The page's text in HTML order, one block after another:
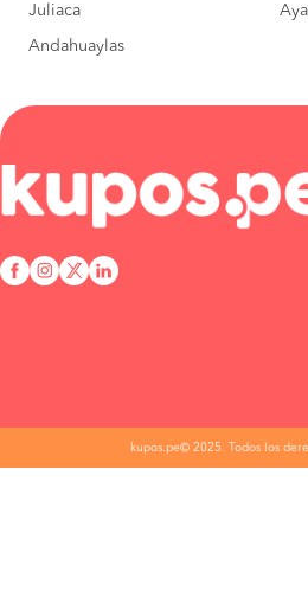
Juliaca
Andahuaylas
kupos.pe© 2025. Todos los